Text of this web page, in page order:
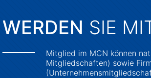
WERDEN SIE
Mitglied im MCN können
Mitgliedschaften) sowie